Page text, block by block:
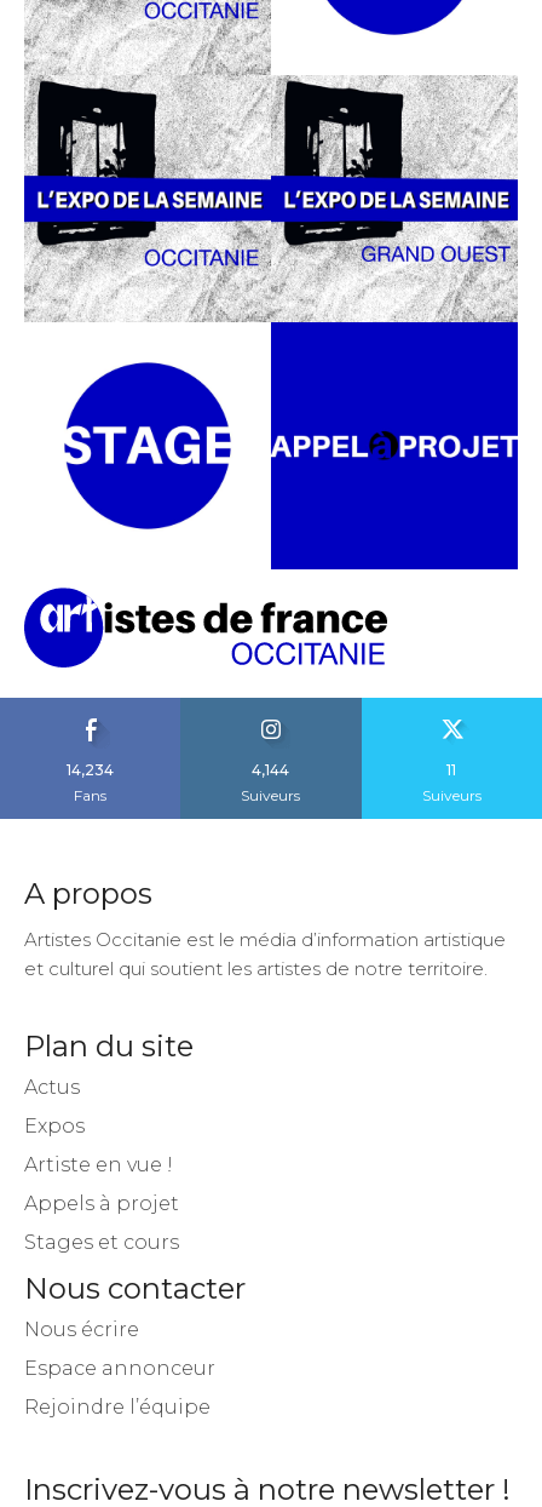
14,234
Fans
4,144
Suiveurs
11
Suiveurs
A propos
Artistes Occitanie est le média d’information artistique
et culturel qui soutient les artistes de notre territoire.
Plan du site
Actus
Expos
Artiste en vue !
Appels à projet
Stages et cours
Nous contacter
Nous écrire
Espace annonceur
Rejoindre l’équipe
Inscrivez-vous à notre newsletter !